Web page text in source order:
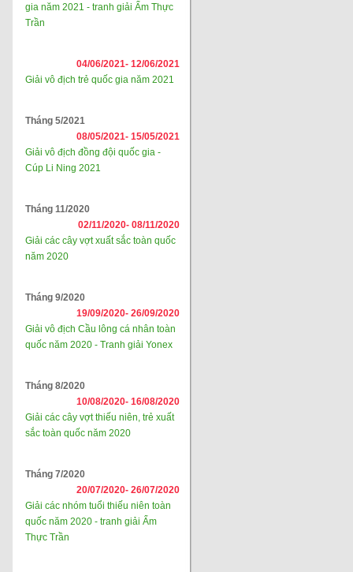
gia năm 2021 - tranh giải Ẩm Thực
Trần
04/06/2021- 12/06/2021
Giải vô địch trẻ quốc gia năm 2021
Tháng 5/2021
08/05/2021- 15/05/2021
Giải vô địch đồng đội quốc gia -
Cúp Li Ning 2021
Tháng 11/2020
02/11/2020- 08/11/2020
Giải các cây vợt xuất sắc toàn quốc
năm 2020
Tháng 9/2020
19/09/2020- 26/09/2020
Giải vô địch Cầu lông cá nhân toàn
quốc năm 2020 - Tranh giải Yonex
Tháng 8/2020
10/08/2020- 16/08/2020
Giải các cây vợt thiếu niên, trẻ xuất
sắc toàn quốc năm 2020
Tháng 7/2020
20/07/2020- 26/07/2020
Giải các nhóm tuổi thiếu niên toàn
quốc năm 2020 - tranh giải Ẩm
Thực Trần